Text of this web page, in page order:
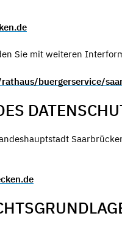
Sie mit weiteren
buergerservice/